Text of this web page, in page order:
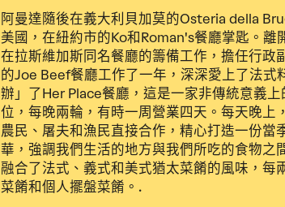
阿曼達隨後在義大利貝加莫的Osteria della
美國，在紐約市的Ko和Roman's餐廳掌匙。
在拉斯維加斯同名餐廳的籌備工作，擔任行政
的Joe Beef餐廳工作了一年，深深愛上了法式
辦」了Her Place餐廳，這是一家非傳統意義
位，每晚兩輪，有時一周營業四天。每天晚上
農民、屠夫和漁民直接合作，精心打造一份當
華，強調我們生活的地方與我們所吃的食物之
融合了法式、義式和美式猶太菜餚的風味，每
菜餚和個人擺盤菜餚。.